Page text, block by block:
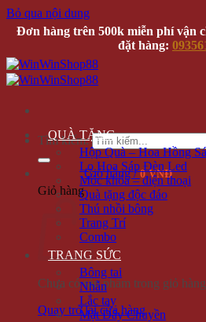
Bỏ qua nội dung
Đơn hàng trên 500k miễn phí vận
đặt hàng:
Tìm kiếm:
Giỏ hàng /0 VNĐ
Giỏ hàng
Chưa có sản phẩm trong giỏ
Quay trở lại cửa hàng
QUÀ TẶNG
Hộp Quà – Hoa Hồng
Lọ Hoa Sáp Đèn Led
Móc khóa – điện thoại
Quà tặng độc đáo
Thú nhồi bông
Trang Trí
Combo
TRANG SỨC
Bông tai
Nhẫn
Lắc tay
Mặt Dây Chuyền